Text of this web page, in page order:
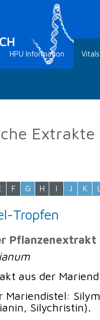
HPU Information
Extrakte
F G H I J K
Tropfen
Pflanzenextrakt
aus der
Silychristin).